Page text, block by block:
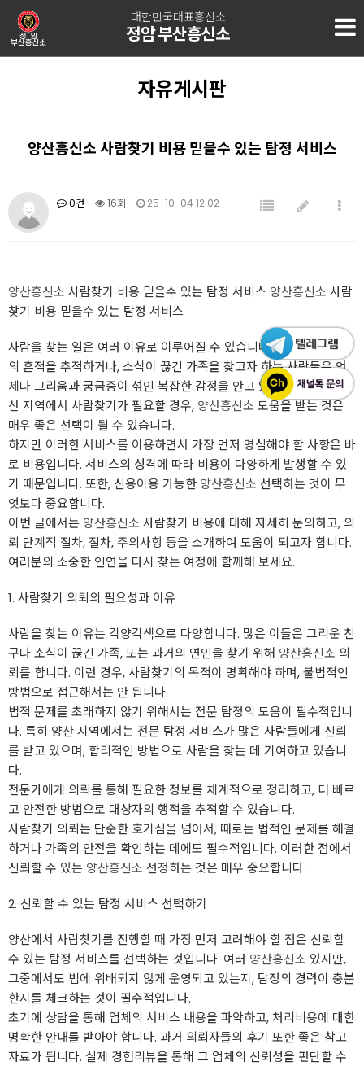
대한민국대표흥신소
정암 부산흥신소
자유게시판
양산흥신소 사람찾기 비용 믿을수 있는 탐정 서비스
0건 16회 25-10-04 12:02
양산흥신소 사람찾기 비용 믿을수 있는 탐정 서비스 양산흥신소 사람
찾기 비용 믿을수 있는 탐정 서비스
사람을 찾는 일은 여러 이유로 이루어질 수 있습니다. 잃어버린 동료
의 흔적을 추적하거나, 소식이 끊긴 가족을 찾고자 하는 사람들은 언
제나 그리움과 궁금증이 섞인 복잡한 감정을 안고 있습니다. 특히 양
산 지역에서 사람찾기가 필요할 경우, 양산흥신소 도움을 받는 것은
매우 좋은 선택이 될 수 있습니다.
하지만 이러한 서비스를 이용하면서 가장 먼저 명심해야 할 사항은 바
로 비용입니다. 서비스의 성격에 따라 비용이 다양하게 발생할 수 있
기 때문입니다. 또한, 신용이용 가능한 양산흥신소 선택하는 것이 무
엇보다 중요합니다.
이번 글에서는 양산흥신소 사람찾기 비용에 대해 자세히 문의하고, 의
뢰 단계적 절차, 절차, 주의사항 등을 소개하여 도움이 되고자 합니다.
여러분의 소중한 인연을 다시 찾는 여정에 함께해 보세요.
1. 사람찾기 의뢰의 필요성과 이유
사람을 찾는 이유는 각양각색으로 다양합니다. 많은 이들은 그리운 친
구나 소식이 끊긴 가족, 또는 과거의 연인을 찾기 위해 양산흥신소 의
뢰를 합니다. 이런 경우, 사람찾기의 목적이 명확해야 하며, 불법적인
방법으로 접근해서는 안 됩니다.
법적 문제를 초래하지 않기 위해서는 전문 탐정의 도움이 필수적입니
다. 특히 양산 지역에서는 전문 탐정 서비스가 많은 사람들에게 신뢰
를 받고 있으며, 합리적인 방법으로 사람을 찾는 데 기여하고 있습니
다.
전문가에게 의뢰를 통해 필요한 정보를 체계적으로 정리하고, 더 빠르
고 안전한 방법으로 대상자의 행적을 추적할 수 있습니다.
사람찾기 의뢰는 단순한 호기심을 넘어서, 때로는 법적인 문제를 해결
하거나 가족의 안전을 확인하는 데에도 필수적입니다. 이러한 점에서
신뢰할 수 있는 양산흥신소 선정하는 것은 매우 중요합니다.
2. 신뢰할 수 있는 탐정 서비스 선택하기
양산에서 사람찾기를 진행할 때 가장 먼저 고려해야 할 점은 신뢰할
수 있는 탐정 서비스를 선택하는 것입니다. 여러 양산흥신소 있지만,
그중에서도 법에 위배되지 않게 운영되고 있는지, 탐정의 경력이 충분
한지를 체크하는 것이 필수적입니다.
초기에 상담을 통해 업체의 서비스 내용을 파악하고, 처리비용에 대한
명확한 안내를 받아야 합니다. 과거 의뢰자들의 후기 또한 좋은 참고
자료가 됩니다. 실제 경험리뷰을 통해 그 업체의 신뢰성을 판단할 수